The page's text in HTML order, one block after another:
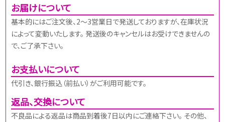
お届けについて
基本的にはご注文後、2～3営業日で発送しておりますが、在庫状況
によって変動いたします。 発送後のキャンセルはお受けできませんの
で、ご了承下さい。
お支払いについて
代引き、銀行振込（前払い）がご利用可能です。
返品、交換について
不良品による返品は商品到着後7日以内にご連絡下さい。 その他、